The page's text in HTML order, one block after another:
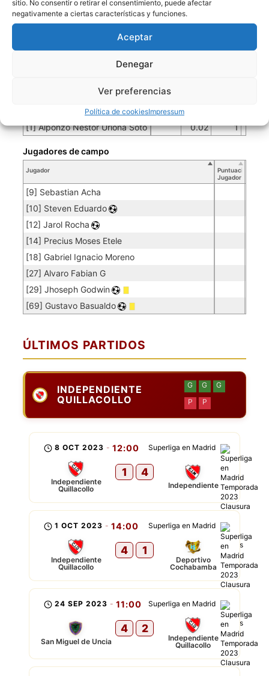
sitio. No consentir o retirar el consentimiento, puede afectar
negativamente a ciertas características y funciones.
Aceptar
Denegar
Ver preferencias
Política de cookiesImpressum
[26] Patrick Onwadwke
INDEPENDIENTE
[1] Alponzo Nestor Uriona Soto 0.02 1 50
Jugador
Puntuación
Jugador
[9] Sebastian Acha
[10] Steven Eduardo
[12] Jarol Rocha
[14] Precius Moses Etele
[18] Gabriel Ignacio Moreno
[27] Alvaro Fabian G
[29] Jhoseph Godwin
[69] Gustavo Basualdo
Jugadores de campo
ÚLTIMOS PARTIDOS
INDEPENDIENTE
QUILLACOLLO
G G
G
P
P
Superliga en Madrid
8 OCT 2023 - 12:00
Independiente
Quillacollo
1 4
Independiente
Superliga en Madrid
1 OCT 2023 - 14:00
Independiente
Quillacollo
4 1
Deportivo
Cochabamba
Superliga en Madrid
24 SEP 2023 - 11:00
San Miguel de Uncia
4 2
Independiente
Quillacollo